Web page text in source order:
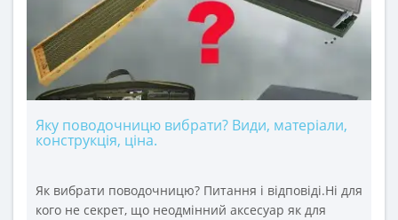
Яку поводочницю вибрати? Види, матеріали,
конструкція, ціна.
Як вибрати поводочницю? Питання і відповіді.Ні для
кого не секрет, що неодмінний аксесуар як для